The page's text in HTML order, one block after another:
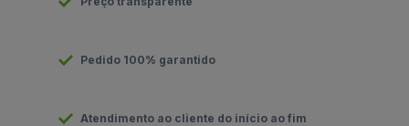
Pedido 100% garantido
Atendimento ao cliente do início ao fim